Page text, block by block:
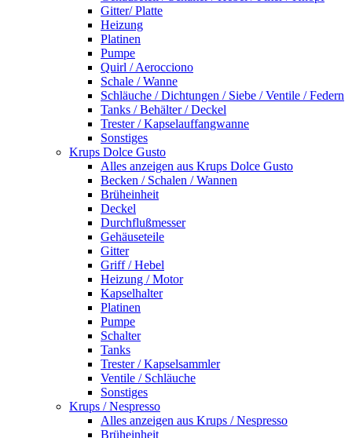
Gitter/ Platte
Heizung
Platinen
Pumpe
Quirl / Aerocciono
Schale / Wanne
Schläuche / Dichtungen / Siebe / Ventile / Federn
Tanks / Behälter / Deckel
Trester / Kapselauffangwanne
Sonstiges
Krups Dolce Gusto
Alles anzeigen aus Krups Dolce Gusto
Becken / Schalen / Wannen
Brüheinheit
Deckel
Durchflußmesser
Gehäuseteile
Gitter
Griff / Hebel
Heizung / Motor
Kapselhalter
Platinen
Pumpe
Schalter
Tanks
Trester / Kapselsammler
Ventile / Schläuche
Sonstiges
Krups / Nespresso
Alles anzeigen aus Krups / Nespresso
Brüheinheit